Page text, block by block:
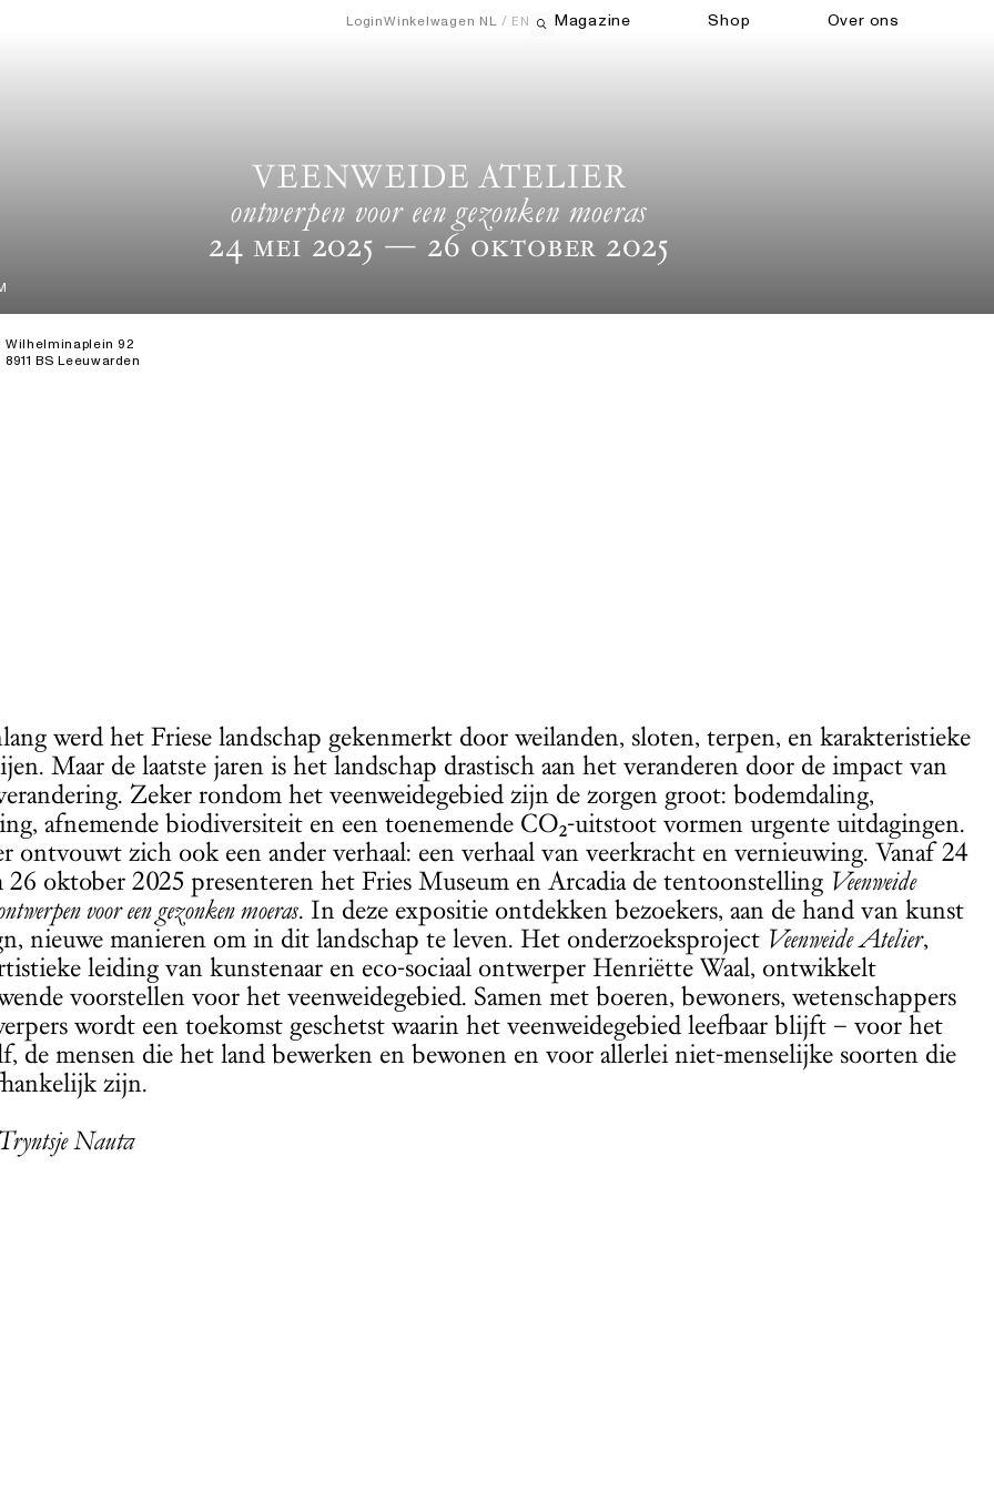
Magazine Shop Over ons
LoginWinkelwagen NL EN
Open zoekveld
VEENWEIDE ATELIER
ontwerpen voor een gezonken moeras
24 Mei 2025 — 26 Oktober 2025
Wilhelminaplein 92
8911 BS Leeuwarden
werd het Friese landschap gekenmerkt door weilanden, sloten, terpen, en karakteristieke
Maar de laatste jaren is het landschap drastisch aan het veranderen door de impact van
Zeker rondom het veenweidegebied zijn de zorgen groot: bodemdaling,
afnemende biodiversiteit en een toenemende CO₂-uitstoot vormen urgente uitdagingen.
ontvouwt zich ook een ander verhaal: een verhaal van veerkracht en vernieuwing. Vanaf 24
oktober 2025 presenteren het Fries Museum en Arcadia de tentoonstelling Veenweide
voor een gezonken moeras. In deze expositie ontdekken bezoekers, aan de hand van kunst
nieuwe manieren om in dit landschap te leven. Het onderzoeksproject Veenweide Atelier,
leiding van kunstenaar en eco-sociaal ontwerper Henriëtte Waal, ontwikkelt
voorstellen voor het veenweidegebied. Samen met boeren, bewoners, wetenschappers
wordt een toekomst geschetst waarin het veenweidegebied leefbaar blijft – voor het
de mensen die het land bewerken en bewonen en voor allerlei niet-menselijke soorten die
zijn.
Nauta